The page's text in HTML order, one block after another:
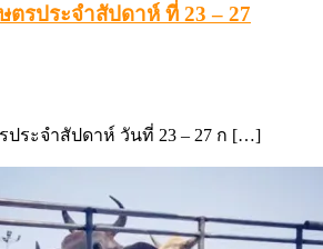
ตรประจำสัปดาห์ ที่ 23 – 27
ประจำสัปดาห์ วันที่ 23 – 27 ก […]